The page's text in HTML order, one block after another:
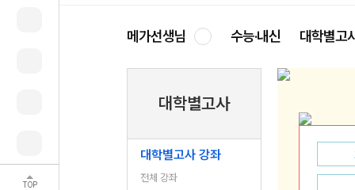
TOP
메가선생님 수능·내신 대학별고
대학별고사
대학별고사 강좌
전체 강좌